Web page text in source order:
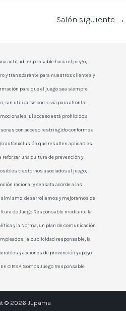
Salón siguiente →
actitud responsable hacia el juego,
y transparente para nuestros clientes y
para que el juego sea siempre
sin utilizarse como vía para afrontar
El acceso está prohibido a
con acceso restringido conforme a
autoexclusión que resulten aplicables.
una cultura de prevención y
trastornos asociados al juego,
racional y sensata acorde a las
desarrollamos y mejoramos de
de Juego Responsable mediante la
y la Norma, un plan de comunicación
la publicidad responsable, la
y acciones de prevención y apoyo
CIRSA Somos Juego Responsable.
© 2026 Jupama